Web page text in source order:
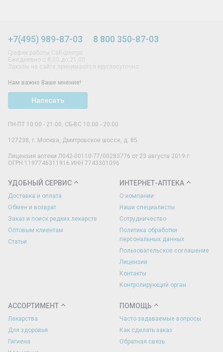
+7(495) 989-87-03 8 800 350-87-03
График работы Call-центра:
Ежедневно с 8:00 до 21:00
Заказы на сайте принимаются круглосуточно
Нам важно Ваше мнение!
Написать
ПН-ПТ 10:00 - 21:00, СБ-ВС 10:00 - 20:00
127238, г. Москва, Дмитровское шоссе, д. 85
Лицензия аптеки Л042-00110-77/00283776 от 23 августа 2019 г.
ОГРН 1197746311916 ИНН 7743301096
УДОБНЫЙ СЕРВИС
Доставка и оплата
Обмен и возврат
Заказ и поиск редких лекарств
Оптовым клиентам
Статьи
ИНТЕРНЕТ-АПТЕКА
О компании
Наши специалисты
Сотрудничество
Политика обработки
персональных данных
Пользовательское соглашение
Лицензии
Контакты
Контролирующий орган
АССОРТИМЕНТ
Лекарства
Для здоровья
Гигиена
ПОМОЩЬ
Часто задаваемые вопросы
Как сделать заказ
Обратная связь